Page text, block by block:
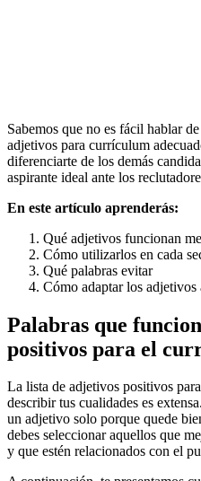
Sabemos que no es fácil hablar
adjetivos para currículum
diferenciarte de los demás
aspirante ideal ante los
En este artículo aprenderás:
Qué adjetivos funcionan
Cómo utilizarlos en cada
Qué palabras evitar
Cómo adaptar los adjetivos
Palabras que
positivos para el
La lista de adjetivos positivos
describir tus cualidades es
un adjetivo solo porque quede
debes seleccionar aquellos que
y que estén relacionados con el